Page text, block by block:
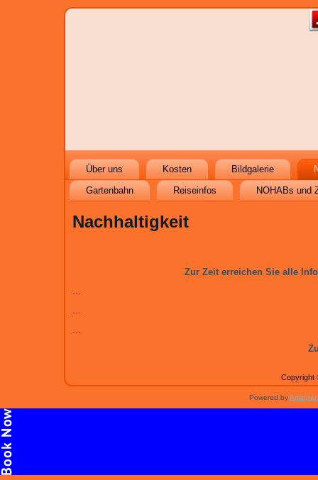
Über uns Kosten Bildgalerie
Gartenbahn
Reiseinfos NOHABs und
Nachhaltigkeit
Zur Zeit erreichen Sie alle
...
...
...
Copyright
Powered by